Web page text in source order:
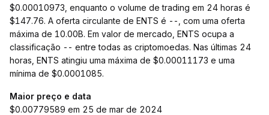
$0.00010973, enquanto o volume de trading em 24 horas é
$147.76. A oferta circulante de ENTS é --, com uma oferta
máxima de 10.00B. Em valor de mercado, ENTS ocupa a
classificação -- entre todas as criptomoedas. Nas últimas 24
horas, ENTS atingiu uma máxima de $0.00011173 e uma
mínima de $0.0001085.
Maior preço e data
$0.00779589 em 25 de mar de 2024